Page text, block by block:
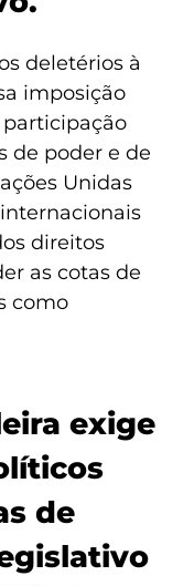
deletérios à
imposição
de poder e de
Unidas
direitos
as cotas de
como
exige
de